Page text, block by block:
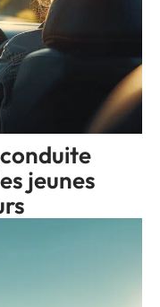
jeunes